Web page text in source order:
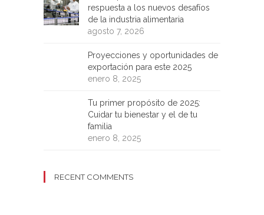
respuesta a los nuevos desafíos
de la industria alimentaria
agosto 7, 2026
Proyecciones y oportunidades de
exportación para este 2025
enero 8, 2025
Tu primer propósito de 2025:
Cuidar tu bienestar y el de tu
familia
enero 8, 2025
RECENT COMMENTS